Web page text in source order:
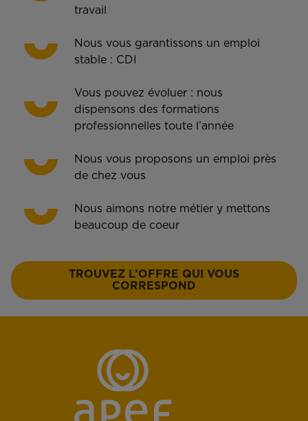
travail
Nous vous garantissons un emploi
stable : CDI
Vous pouvez évoluer : nous
dispensons des formations
professionnelles toute l’année
Nous vous proposons un emploi près
de chez vous
Nous aimons notre métier y mettons
beaucoup de coeur
TROUVEZ L’OFFRE QUI VOUS
CORRESPOND